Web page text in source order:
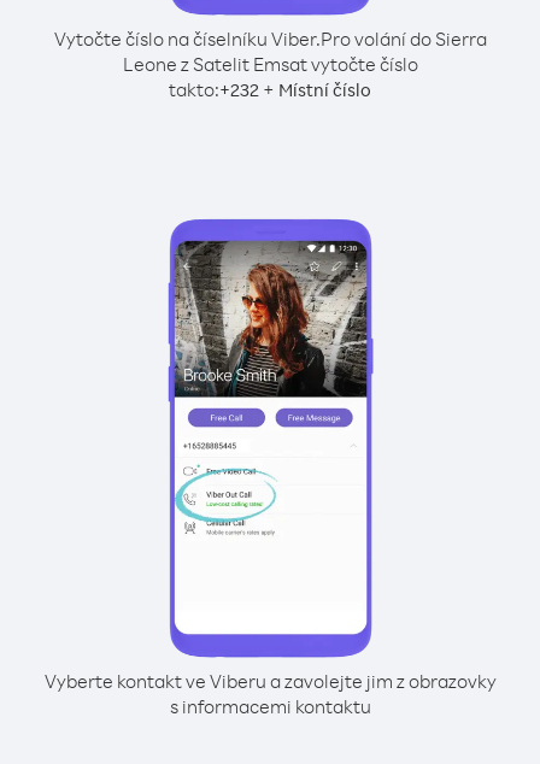
Vytočte číslo na číselníku Viber.Pro volání do Sierra
Leone z Satelit Emsat vytočte číslo
takto:+232 + Místní číslo
Vyberte kontakt ve Viberu a zavolejte jim z obrazovky
s informacemi kontaktu